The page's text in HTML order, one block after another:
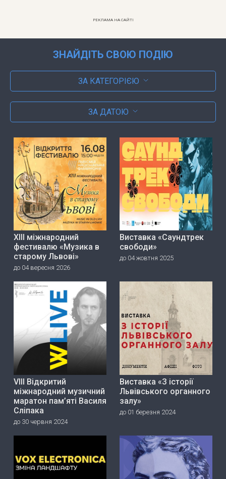
РЕКЛАМА НА САЙТІ
ЗНАЙДІТЬ СВОЮ ПОДІЮ
ЗА КАТЕГОРІЄЮ
ЗА ДАТОЮ
ХІІІ міжнародний
фестивалю «Музика в
старому Львові»
до 04 вересня 2026
Виставка «Саундтрек
свободи»
до 04 жовтня 2025
VIII Відкритий
міжнародний музичний
маратон пам’яті Василя
Сліпака
до 30 червня 2024
Виставка «З історії
Львівського органного
залу»
до 01 березня 2024